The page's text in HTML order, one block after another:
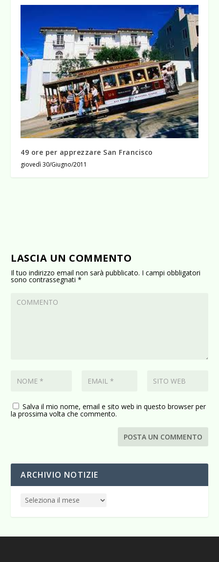
49 ore per apprezzare San Francisco
giovedì 30/Giugno/2011
LASCIA UN COMMENTO
Il tuo indirizzo email non sarà pubblicato. I campi obbligatori
sono contrassegnati*
Salva il mio nome, email e sito web in questo browser per
la prossima volta che commento.
ARCHIVIO NOTIZIE